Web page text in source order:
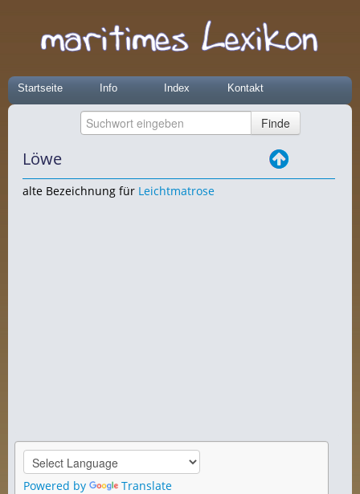
Startseite Info Index Kontakt
Löwe
alte Bezeichnung für Leichtmatrose
Powered by Translate